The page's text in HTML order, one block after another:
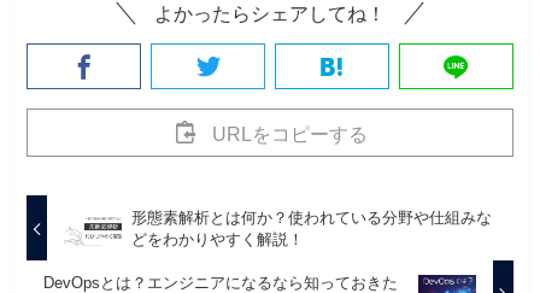
よかったらシェアしてね！
URLをコピーする
形態素解析とは何か？使われている分野や仕組みな
どをわかりやすく解説！
DevOpsとは？エンジニアになるなら知っておきた